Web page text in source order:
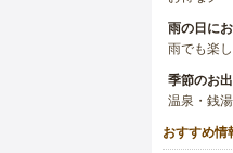
雨の日に
雨でも楽
季節のお
温泉・銭湯
おすすめ情